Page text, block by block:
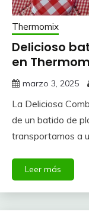
Thermomix
Delicioso
en
marzo 3, 2025
La Deliciosa
de un batido de
transportamos a
Leer más